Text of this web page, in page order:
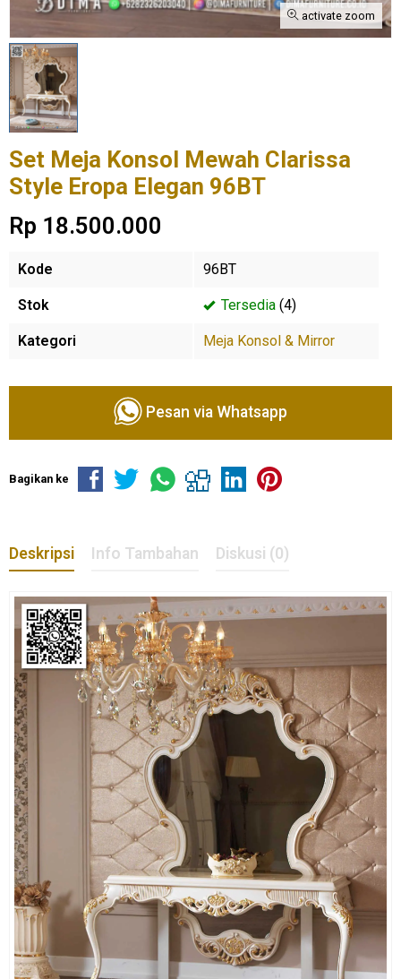
activate zoom
Set Meja Konsol Mewah Clarissa
Style Eropa Elegan 96BT
Rp 18.500.000
Kode 96BT
Stok Tersedia (4)
Kategori Meja Konsol & Mirror
Pesan via Whatsapp
Bagikan ke
Deskripsi Info Tambahan Diskusi (0)